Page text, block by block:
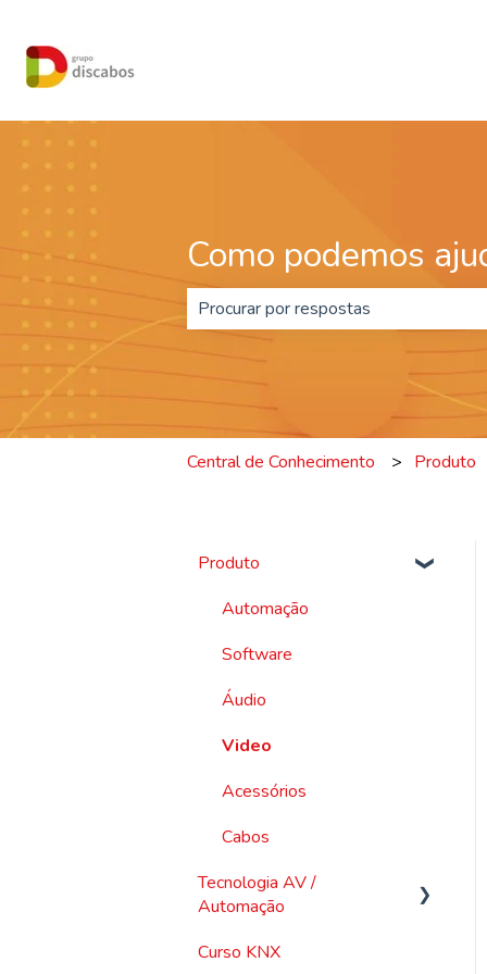
Como podemos
Não há sugestões porque o campo
Central de Conhecimento Produto
Produto
Automação
Software
Áudio
Video
Acessórios
Cabos
Tecnologia AV /
Automação
Vídeo
Curso KNX